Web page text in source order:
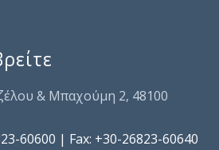
& Μπαχούμη 2, 48100
60600 | Fax: +30-26823-60640